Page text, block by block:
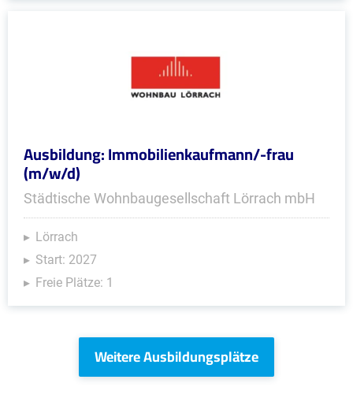
Ausbildung: Immobilienkaufmann/-frau
(m/w/d)
Städtische Wohnbaugesellschaft Lörrach mbH
Lörrach
Start: 2027
Freie Plätze: 1
Weitere Ausbildungsplätze